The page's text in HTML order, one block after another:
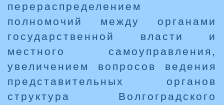
перераспределением
полномочий между органами
государственной власти и
местного самоуправления,
увеличением вопросов ведения
представительных органов
структура Волгоградского